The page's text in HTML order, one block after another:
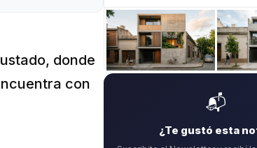
donde
con
📬
¿Te gustó esta